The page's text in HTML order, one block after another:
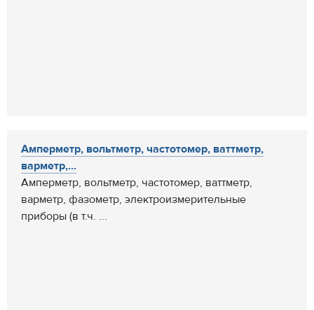
Амперметр, вольтметр, частотомер, ваттметр,
варметр,...
Амперметр, вольтметр, частотомер, ваттметр,
варметр, фазометр, электроизмерительные
приборы (в т.ч. ...